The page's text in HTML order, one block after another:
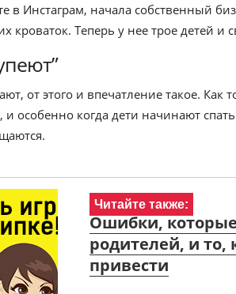
в Инстаграм, начала собственный
кроваток. Теперь у нее трое детей и
от этого и впечатление такое. Как
особенно когда дети начинают
Читайте также:
Ошибки,
родителей, и то,
привести